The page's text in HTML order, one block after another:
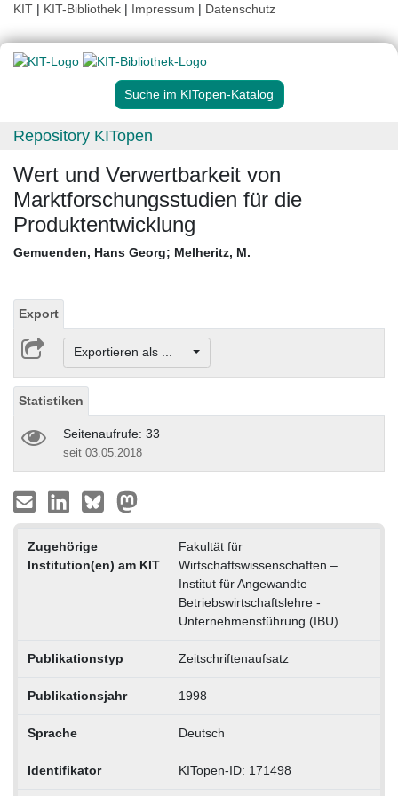
KIT | KIT-Bibliothek | Impressum | Datenschutz
Suche im KITopen-Katalog
Repository KITopen
Wert und Verwertbarkeit von
Marktforschungsstudien für die
Produktentwicklung
Gemuenden, Hans Georg; Melheritz, M.
Export
Exportieren als ...
Statistiken
Seitenaufrufe: 33
seit 03.05.2018
Zugehörige
Institution(en) am KIT
Fakultät für
Wirtschaftswissenschaften –
Institut für Angewandte
Betriebswirtschaftslehre -
Unternehmensführung (IBU)
Publikationstyp Zeitschriftenaufsatz
Publikationsjahr 1998
Sprache Deutsch
Identifikator KITopen-ID: 171498